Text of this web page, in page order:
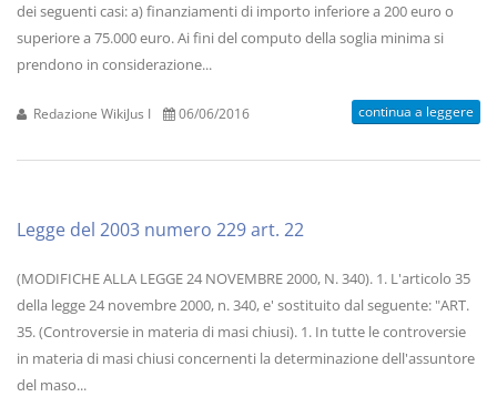
dei seguenti casi: a) finanziamenti di importo inferiore a 200 euro o
superiore a 75.000 euro. Ai fini del computo della soglia minima si
prendono in considerazione...
Redazione WikiJus I 06/06/2016 continua a leggere
Legge del 2003 numero 229 art. 22
(MODIFICHE ALLA LEGGE 24 NOVEMBRE 2000, N. 340). 1. L'articolo 35
della legge 24 novembre 2000, n. 340, e' sostituito dal seguente: "ART.
35. (Controversie in materia di masi chiusi). 1. In tutte le controversie
in materia di masi chiusi concernenti la determinazione dell'assuntore
del maso...